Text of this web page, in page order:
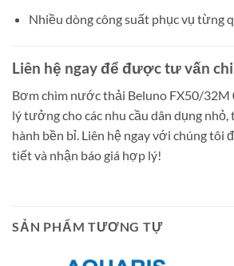
Nhiều dòng công suất phục vụ từng
Liên hệ ngay để được tư vấn
Bơm chìm nước thải Beluno FX50/32M
lý tưởng cho các nhu cầu dân dụng
hành bền bỉ. Liên hệ ngay với chúng tôi
tiết và nhận báo giá hợp lý!
SẢN PHẨM TƯƠNG TỰ